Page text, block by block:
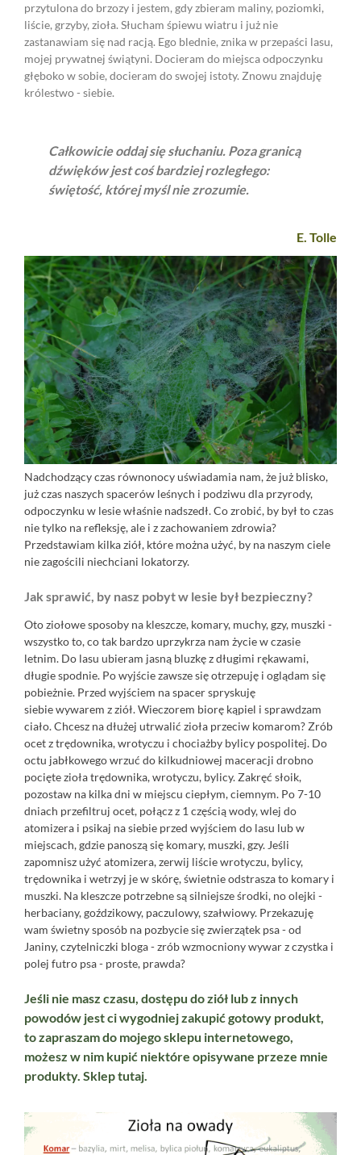
przytulona do brzozy i jestem, gdy zbieram maliny, poziomki,
liście, grzyby, zioła. Słucham śpiewu wiatru i już nie
zastanawiam się nad racją. Ego blednie, znika w przepaści lasu,
mojej prywatnej świątyni. Docieram do miejsca odpoczynku
głęboko w sobie, docieram do swojej istoty. Znowu znajduję
królestwo - siebie.
Całkowicie oddaj się słuchaniu. Poza granicą
dźwięków jest coś bardziej rozległego:
świętość, której myśl nie zrozumie.
E. Tolle
Nadchodzący czas równonocy uświadamia nam, że już blisko,
już czas naszych spacerów leśnych i podziwu dla przyrody,
odpoczynku w lesie właśnie nadszedł. Co zrobić, by był to czas
nie tylko na refleksję, ale i z zachowaniem zdrowia?
Przedstawiam kilka ziół, które można użyć, by na naszym ciele
nie zagościli niechciani lokatorzy.
Jak sprawić, by nasz pobyt w lesie był bezpieczny?
Oto ziołowe sposoby na kleszcze, komary, muchy, gzy, muszki -
wszystko to, co tak bardzo uprzykrza nam życie w czasie
letnim. Do lasu ubieram jasną bluzkę z długimi rękawami,
długie spodnie. Po wyjście zawsze się otrzepuję i oglądam się
pobieżnie. Przed wyjściem na spacer spryskuję
siebie wywarem z ziół. Wieczorem biorę kąpiel i sprawdzam
ciało. Chcesz na dłużej utrwalić zioła przeciw komarom? Zrób
ocet z trędownika, wrotyczu i chociażby bylicy pospolitej. Do
octu jabłkowego wrzuć do kilkudniowej maceracji drobno
pocięte zioła trędownika, wrotyczu, bylicy. Zakręć słoik,
pozostaw na kilka dni w miejscu ciepłym, ciemnym. Po 7-10
dniach przefiltruj ocet, połącz z 1 częścią wody, wlej do
atomizera i psikaj na siebie przed wyjściem do lasu lub w
miejscach, gdzie panoszą się komary, muszki, gzy. Jeśli
zapomnisz użyć atomizera, zerwij liście wrotyczu, bylicy,
trędownika i wetrzyj je w skórę, świetnie odstrasza to komary i
muszki. Na kleszcze potrzebne są silniejsze środki, no olejki -
herbaciany, goździkowy, paczulowy, szałwiowy. Przekazuję
wam świetny sposób na pozbycie się zwierzątek psa - od
Janiny, czytelniczki bloga - zrób wzmocniony wywar z czystka i
polej futro psa - proste, prawda?
Jeśli nie masz czasu, dostępu do ziół lub z innych
powodów jest ci wygodniej zakupić gotowy produkt,
to zapraszam do mojego sklepu internetowego,
możesz w nim kupić niektóre opisywane przeze mnie
produkty. Skleptutaj.